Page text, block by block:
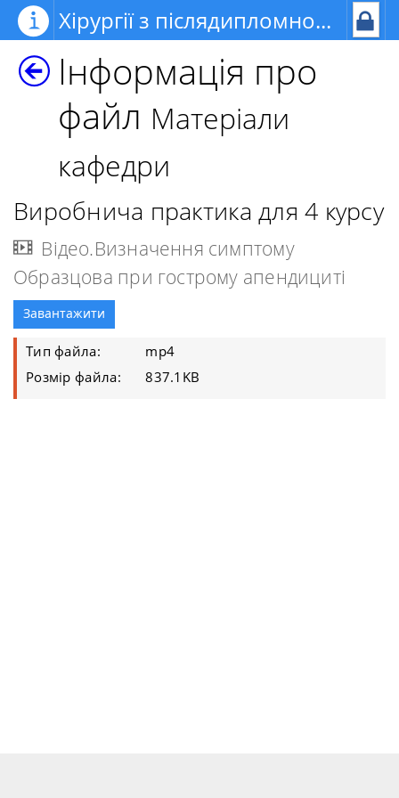
Хірургії з післядипломною освітою
Інформація про
файл Матеріали
кафедри
Виробнича практика для 4 курсу
Відео.Визначення симптому
Образцова при гострому апендициті
Завантажити
Тип файла:
mp4
Розмір файла:
837.1KB